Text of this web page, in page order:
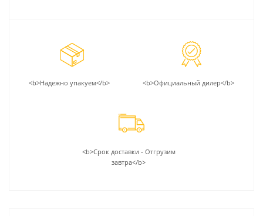
<b>Надежно упакуем</b> <b>Официальный дилер</b>
<b>Срок доставки - Отгрузим
завтра</b>